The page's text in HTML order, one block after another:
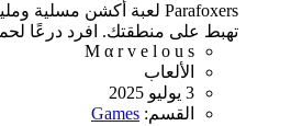
تهبط على منطقتك. افرد درعًا
M α r v e l o u s
الألعاب
3 يوليو 2025
القسم: Games